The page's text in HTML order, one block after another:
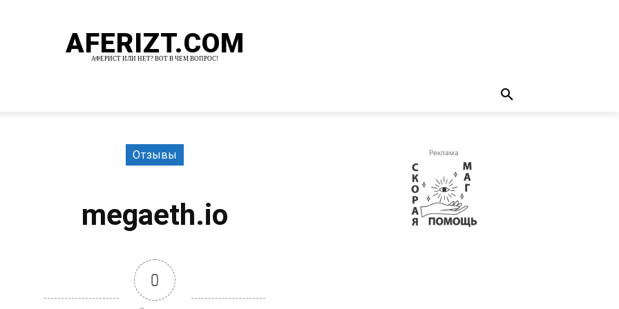
AFERIZT.COM
АФЕРИСТ ИЛИ НЕТ? ВОТ В ЧЕМ ВОПРОС!
Отзывы
megaeth.io
Реклама
0